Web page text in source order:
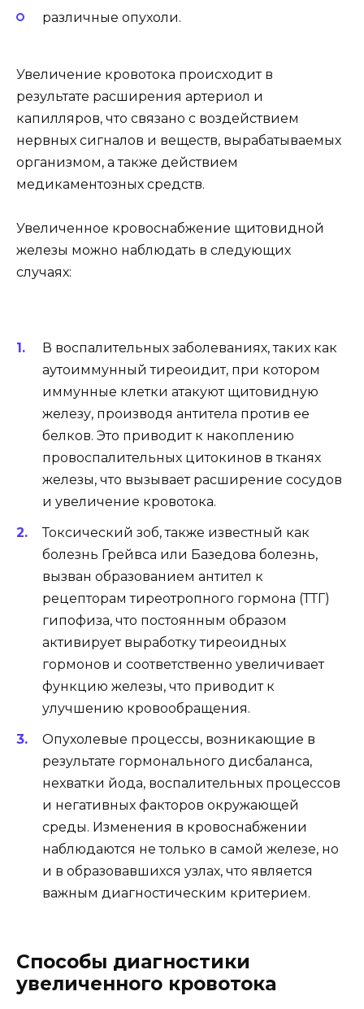
различные опухоли.
Увеличение кровотока происходит в
результате расширения артериол и
капилляров, что связано с воздействием
нервных сигналов и веществ, вырабатываемых
организмом, а также действием
медикаментозных средств.
Увеличенное кровоснабжение щитовидной
железы можно наблюдать в следующих
случаях:
В воспалительных заболеваниях, таких как
аутоиммунный тиреоидит, при котором
иммунные клетки атакуют щитовидную
железу, производя антитела против ее
белков. Это приводит к накоплению
провоспалительных цитокинов в тканях
железы, что вызывает расширение сосудов
и увеличение кровотока.
Токсический зоб, также известный как
болезнь Грейвса или Базедова болезнь,
вызван образованием антител к
рецепторам тиреотропного гормона (ТТГ)
гипофиза, что постоянным образом
активирует выработку тиреоидных
гормонов и соответственно увеличивает
функцию железы, что приводит к
улучшению кровообращения.
Опухолевые процессы, возникающие в
результате гормонального дисбаланса,
нехватки йода, воспалительных процессов
и негативных факторов окружающей
среды. Изменения в кровоснабжении
наблюдаются не только в самой железе, но
и в образовавшихся узлах, что является
важным диагностическим критерием.
Способы диагностики
увеличенного кровотока